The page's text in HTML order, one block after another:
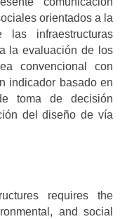
orientados a la
infraestructuras
la evaluación de los
convencional con
indicador basado en
toma de decisión
del diseño de vía
requires the
and social